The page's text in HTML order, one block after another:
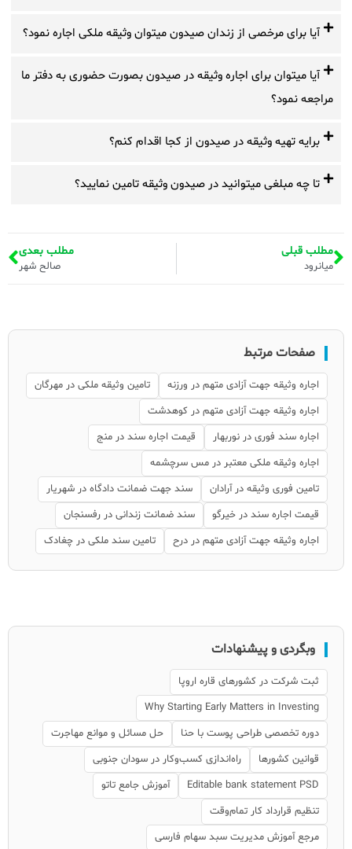
آیا برای مرخصی از زندان صیدون میتوان وثیقه ملکی اجاره نمود؟
آیا میتوان برای اجاره وثیقه در صیدون بصورت حضوری به دفتر ما
مراجعه نمود؟
برایه تهیه وثیقه در صیدون از کجا اقدام کنم؟
تا چه مبلغی میتوانید در صیدون وثیقه تامین نمایید؟
مطلب قبلی
میانرود
مطلب بعدی
صالح شهر
صفحات مرتبط
اجاره وثیقه جهت آزادی متهم در ورزنه
تامین وثیقه ملکی در مهرگان
اجاره وثیقه جهت آزادی متهم در کوهدشت
اجاره سند فوری در نوربهار
قیمت اجاره سند در منج
اجاره وثیقه ملکی معتبر در مس سرچشمه
تامین فوری وثیقه در آرادان
سند جهت ضمانت دادگاه در شهریار
قیمت اجاره سند در خیرگو
سند ضمانت زندانی در رفسنجان
اجاره وثیقه جهت آزادی متهم در درح
تامین سند ملکی در چغادک
وبگردی و پیشنهادات
ثبت شرکت در کشورهای قاره اروپا
Why Starting Early Matters in Investing
دوره تخصصی طراحی پوست با حنا
حل مسائل و موانع مهاجرت
قوانین کشورها
راه‌اندازی کسب‌وکار در سودان جنوبی
Editable bank statement PSD
آموزش جامع تاتو
تنظیم قرارداد کار تمام‌وقت
مرجع آموزش مدیریت سبد سهام فارسی